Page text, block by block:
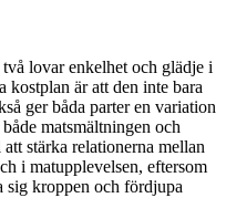
lovar enkelhet och glädje i
kostplan är att den inte bara
ger båda parter en variation
matsmältningen och
stärka relationerna mellan
i matupplevelsen, eftersom
sig kroppen och fördjupa